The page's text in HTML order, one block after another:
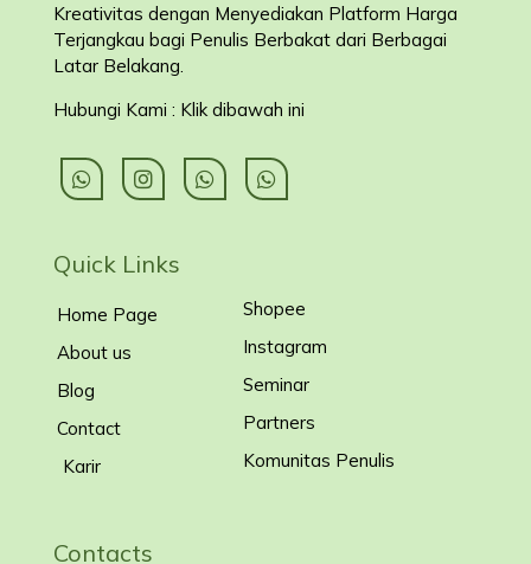
Kreativitas dengan Menyediakan Platform Harga
Terjangkau bagi Penulis Berbakat dari Berbagai
Latar Belakang
Hubungi Kami : Klik dibawah ini
Quick Links
Home Page
About us
Blog
Contact
Karir
Shopee
Instagram
Seminar
Partners
Komunitas Penulis
Contacts